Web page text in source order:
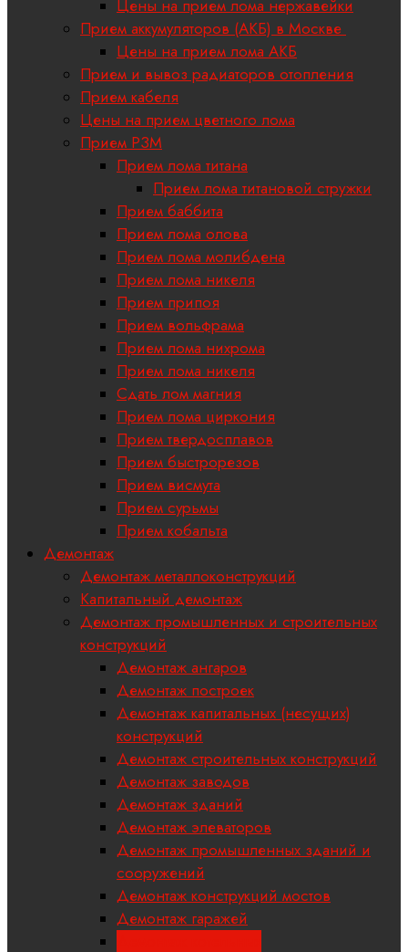
Цены на прием лома нержавейки
Прием аккумуляторов (АКБ) в Москве
Цены на прием лома АКБ
Прием и вывоз радиаторов отопления
Прием кабеля
Цены на прием цветного лома
Прием РЗМ
Прием лома титана
Прием лома титановой стружки
Прием баббита
Прием лома олова
Прием лома молибдена
Прием лома никеля
Прием припоя
Прием вольфрама
Прием лома нихрома
Прием лома никеля
Сдать лом магния
Прием лома циркония
Прием твердосплавов
Прием быстрорезов
Прием висмута
Прием сурьмы
Прием кобальта
Демонтаж
Демонтаж металлоконструкций
Капитальный демонтаж
Демонтаж промышленных и строительных
конструкций
Демонтаж ангаров
Демонтаж построек
Демонтаж капитальных (несущих)
конструкций
Демонтаж строительных конструкций
Демонтаж заводов
Демонтаж зданий
Демонтаж элеваторов
Демонтаж промышленных зданий и
сооружений
Демонтаж конструкций мостов
Демонтаж гаражей